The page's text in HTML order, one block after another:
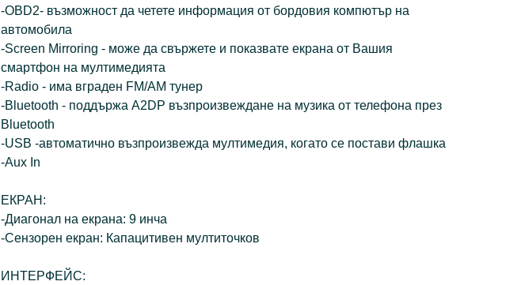
-OBD2- възможност да четете информация от бордовия компютър на
автомобила
-Screen Mirroring - може да свържете и показвате екрана от Вашия
смартфон на мултимедията
-Radio - има вграден FM/AM тунер
-Bluetooth - поддържа A2DP възпроизвеждане на музика от телефона през
Bluetooth
-USB -автоматично възпроизвежда мултимедия, когато се постави флашка
-Aux In
ЕКРАН:
-Диагонал на екрана: 9 инча
-Сензорен екран: Капацитивен мултиточков
ИНТЕРФЕЙС: